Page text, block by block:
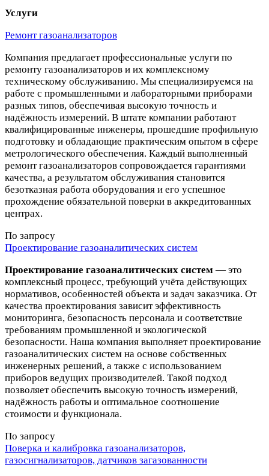
Услуги
Ремонт газоанализаторов
Компания предлагает профессиональные услуги по
ремонту газоанализаторов и их комплексному
техническому обслуживанию. Мы специализируемся на
работе с промышленными и лабораторными приборами
разных типов, обеспечивая высокую точность и
надёжность измерений. В штате компании работают
квалифицированные инженеры, прошедшие профильную
подготовку и обладающие практическим опытом в сфере
метрологического обеспечения. Каждый выполненный
ремонт газоанализаторов сопровождается гарантиями
качества, а результатом обслуживания становится
безотказная работа оборудования и его успешное
прохождение обязательной поверки в аккредитованных
центрах.
По запросу
Проектирование газоаналитических систем
Проектирование газоаналитических систем — это
комплексный процесс, требующий учёта действующих
нормативов, особенностей объекта и задач заказчика. От
качества проектирования зависит эффективность
мониторинга, безопасность персонала и соответствие
требованиям промышленной и экологической
безопасности. Наша компания выполняет проектирование
газоаналитических систем на основе собственных
инженерных решений, а также с использованием
приборов ведущих производителей. Такой подход
позволяет обеспечить высокую точность измерений,
надёжность работы и оптимальное соотношение
стоимости и функционала.
По запросу
Поверка и калибровка газоанализаторов,
газосигнализаторов, датчиков загазованности